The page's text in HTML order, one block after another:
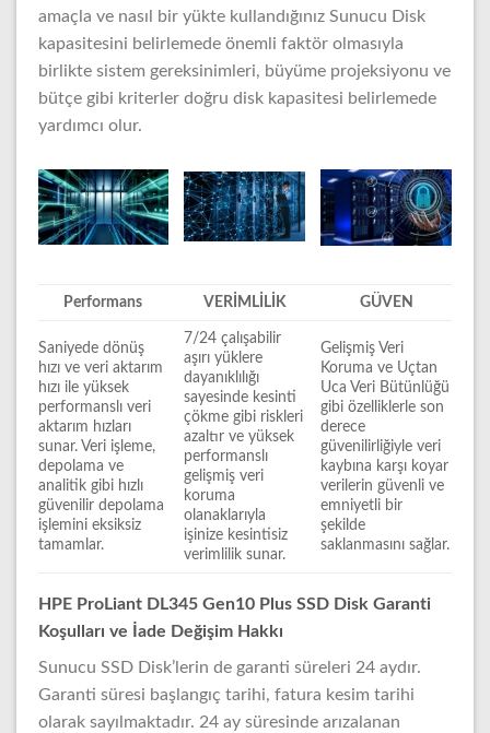
amaçla ve nasıl bir yükte kullandığınız Sunucu Disk
kapasitesini belirlemede önemli faktör olmasıyla
birlikte sistem gereksinimleri, büyüme projeksiyonu ve
bütçe gibi kriterler doğru disk kapasitesi belirlemede
yardımcı olur.
Performans VERİMLİLİK GÜVEN
Saniyede dönüş
hızı ve veri aktarım
hızı ile yüksek
performanslı veri
aktarım hızları
sunar. Veri işleme,
depolama ve
analitik gibi hızlı
güvenilir depolama
işlemini eksiksiz
tamamlar.
7/24 çalışabilir
aşırı yüklere
dayanıklılığı
sayesinde kesinti
çökme gibi riskleri
azaltır ve yüksek
performanslı
gelişmiş veri
koruma
olanaklarıyla
işinize kesintisiz
verimlilik sunar.
Gelişmiş Veri
Koruma ve Uçtan
Uca Veri Bütünlüğü
gibi özelliklerle son
derece
güvenilirliğiyle veri
kaybına karşı koyar
verilerin güvenli ve
emniyetli bir
şekilde
saklanmasını sağlar.
HPE ProLiant DL345 Gen10 Plus SSD Disk Garanti
Koşulları ve İade Değişim Hakkı
Sunucu SSD Disk’lerin de garanti süreleri 24 aydır.
Garanti süresi başlangıç tarihi, fatura kesim tarihi
olarak sayılmaktadır. 24 ay süresinde arızalanan